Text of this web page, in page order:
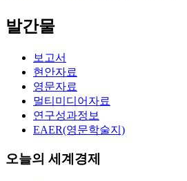
발간물
보고서
현안자료
영문자료
멀티미디어자료
연구성과정보
EAER(영문학술지)
오늘의 세계경제